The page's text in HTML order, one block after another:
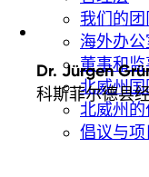
我们的团
海外办公
董事和
北威州
北威州
倡议与项
Dr. Jürgen
科斯菲尔德县